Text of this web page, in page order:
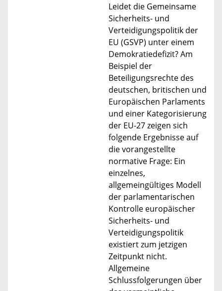
Leidet die Gemeinsame
Sicherheits- und
Verteidigungspolitik der
EU (GSVP) unter einem
Demokratiedefizit? Am
Beispiel der
Beteiligungsrechte des
deutschen, britischen und
Europäischen Parlaments
und einer Kategorisierung
der EU-27 zeigen sich
folgende Ergebnisse auf
die vorangestellte
normative Frage: Ein
einzelnes,
allgemeingültiges Modell
der parlamentarischen
Kontrolle europäischer
Sicherheits- und
Verteidigungspolitik
existiert zum jetzigen
Zeitpunkt nicht.
Allgemeine
Schlussfolgerungen über